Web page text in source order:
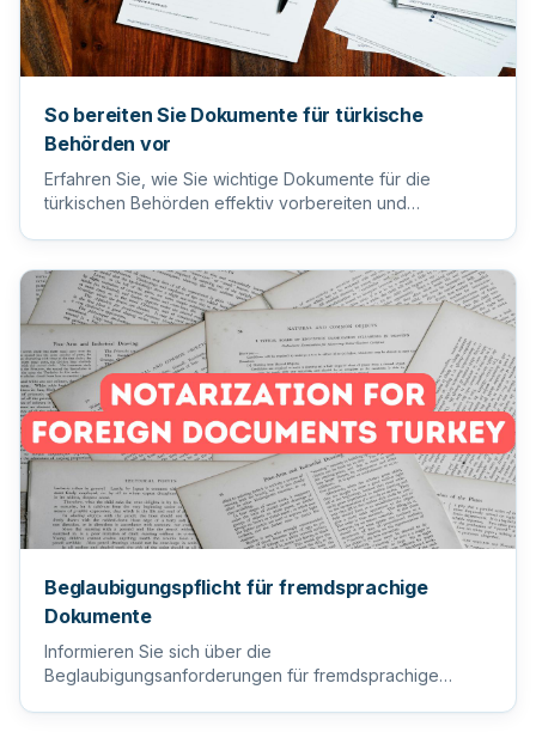
So bereiten Sie Dokumente für türkische
Behörden vor
Erfahren Sie, wie Sie wichtige Dokumente für die
türkischen Behörden effektiv vorbereiten und
Beglaubigungspflicht für fremdsprachige
Dokumente
Informieren Sie sich über die
Beglaubigungsanforderungen für fremdsprachige